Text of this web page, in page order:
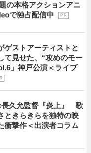
本格アクションアニ
で独占配信中
P R
ゲストアーティストと
て見せた、“攻めのモー
」神戸公演＜ライブ
長久允監督『炎上』 歌
ときらきらを独特の映
衝撃作＜出演者コラム